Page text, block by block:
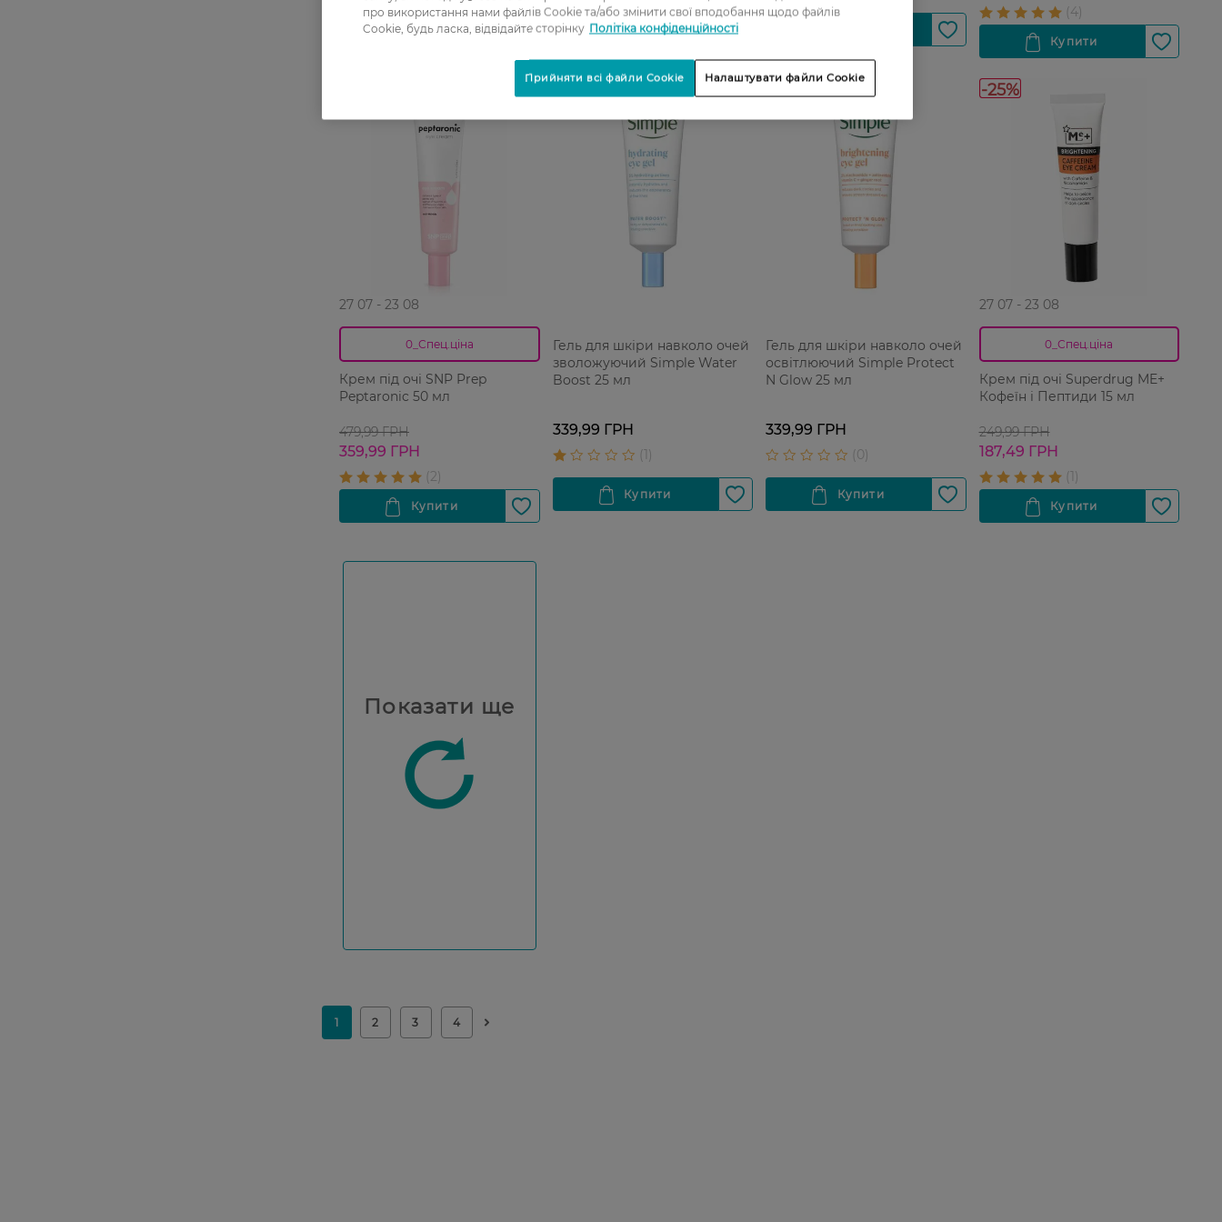
27 07 - 23 08
0_Спец.ціна
Крем під очі SNP Prep
Peptaronic 50 мл
479,99 ГРН
359,99 ГРН
Гель для шкіри навколо очей
зволожуючий Simple Water
Boost 25 мл
339,99 ГРН
Гель для шкіри навколо очей
освітлюючий Simple Protect
N Glow 25 мл
339,99 ГРН
-25%
27 07 - 23 08
0_Спец.ціна
Крем під очі Superdrug ME+
Кофеїн і Пептиди 15 мл
249,99 ГРН
187,49 ГРН
Показати ще
про використання нами файлів Cookie та/або змінити свої вподобання щодо файлів
Cookie, будь ласка, відвідайте сторінку Політіка конфіденційності
Налаштувати файли Cookie
Прийняти всі файли Cookie